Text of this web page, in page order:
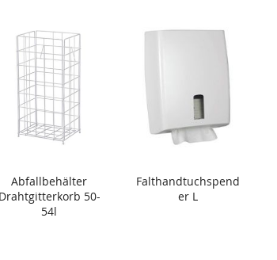
Abfallbehälter
Drahtgitterkorb 50-
54l
Falthandtuchspend
er L